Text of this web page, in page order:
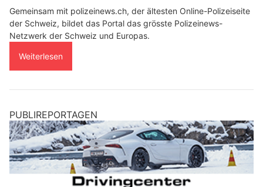
Gemeinsam mit polizeinews.ch, der ältesten Online-Polizeiseite
der Schweiz, bildet das Portal das grösste Polizeinews-
Netzwerk der Schweiz und Europas.
Weiterlesen
PUBLIREPORTAGEN